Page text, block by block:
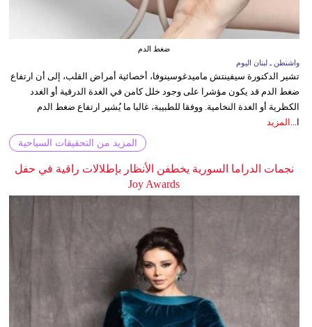
ضغط الدم
واشنطن ـ لبنان اليوم
تشير الدكتورة سيفينتش ماميدغوسينوفا، أخصائية أمراض القلب، إلى أن ارتفاع
ضغط الدم قد يكون مؤشرا على وجود خلل كامن في الغدة الدرقية أو الغدد
الكظرية أو الغدة النخامية. ووفقا للطبيبة، غالبا ما يُشير ارتفاع ضغط الدم
ا... المزيد
المزيد من التحقيقات السياحية
نجمات الدراما السورية يخطفن الأنظار بإطلالات راقية في حفل
Joy Awards